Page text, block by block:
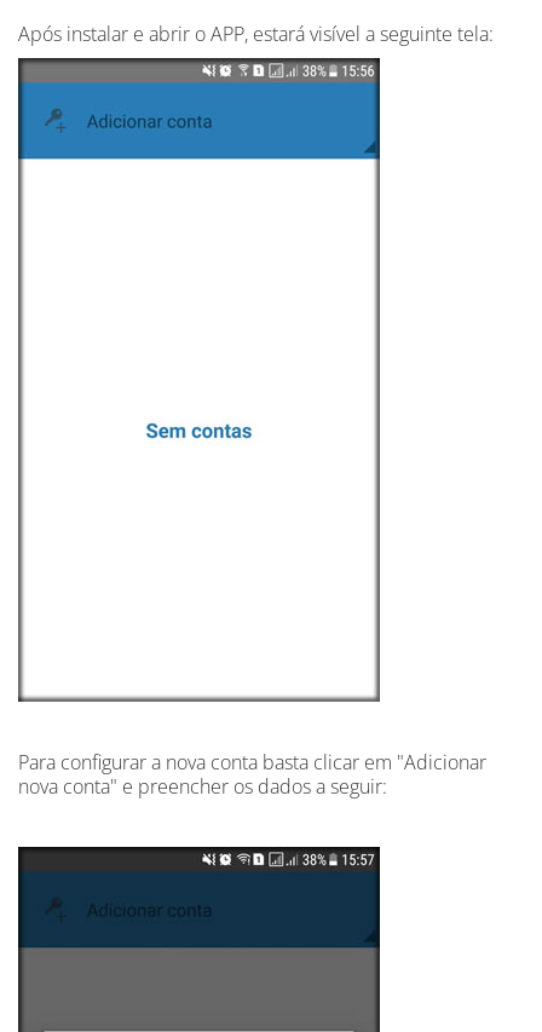
Após instalar e abrir o APP, estará visível a seguinte tela:
Para configurar a nova conta basta clicar em "Adicionar
nova conta" e preencher os dados a seguir: